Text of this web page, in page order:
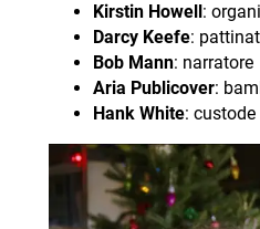
Kirstin Howell :
Darcy Keefe:
Bob Mann: narratore
Aria Publicover:
Hank White: custode